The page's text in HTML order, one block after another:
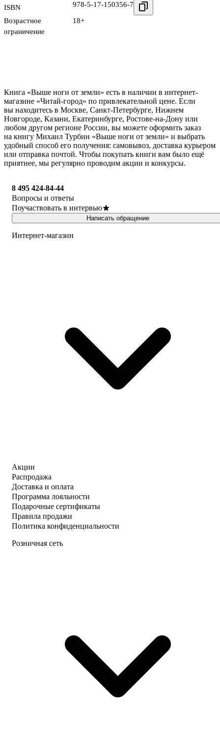
ISBN 978-5-17-150356-7
Возрастное
ограничение
18+
Книга «Выше ноги от земли» есть в наличии в интернет-
магазине «Читай-город» по привлекательной цене. Если
вы находитесь в Москве, Санкт-Петербурге, Нижнем
Новгороде, Казани, Екатеринбурге, Ростове-на-Дону или
любом другом регионе России, вы можете оформить заказ
на книгу Михаил Турбин «Выше ноги от земли» и выбрать
удобный способ его получения: самовывоз, доставка курьером
или отправка почтой. Чтобы покупать книги вам было ещё
приятнее, мы регулярно проводим акции и конкурсы.
8 495 424-84-44
Вопросы и ответы
Поучаствовать в интервью
Написать обращение
Интернет-магазин
Акции
Распродажа
Доставка и оплата
Программа лояльности
Подарочные сертификаты
Правила продажи
Политика конфиденциальности
Розничная сеть